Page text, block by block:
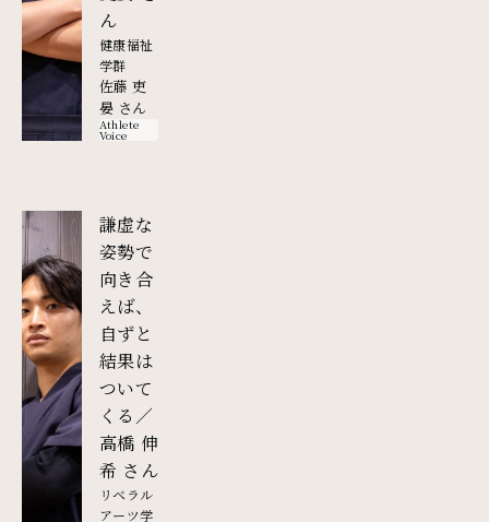
ん外部リンク
健康福祉
学群
佐藤 吏
晏 さん
Athlete
Voice
謙虚な
姿勢で
向き合
えば、
自ずと
結果は
ついて
くる／
高橋 伸
希 さん外部リンク
リベラル
アーツ学